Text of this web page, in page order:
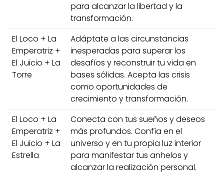
para alcanzar la libertad y la
transformación.
El Loco + La
Emperatriz +
El Juicio + La
Torre
Adáptate a las circunstancias
inesperadas para superar los
desafíos y reconstruir tu vida en
bases sólidas. Acepta las crisis
como oportunidades de
crecimiento y transformación.
El Loco + La
Emperatriz +
El Juicio + La
Estrella
Conecta con tus sueños y deseos
más profundos. Confía en el
universo y en tu propia luz interior
para manifestar tus anhelos y
alcanzar la realización personal.